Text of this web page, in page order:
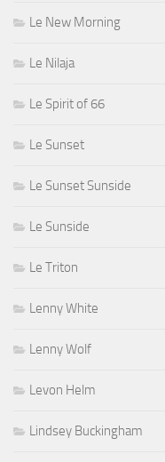
Le New Morning
Le Nilaja
Le Spirit of 66
Le Sunset
Le Sunset Sunside
Le Sunside
Le Triton
Lenny White
Lenny Wolf
Levon Helm
Lindsey Buckingham